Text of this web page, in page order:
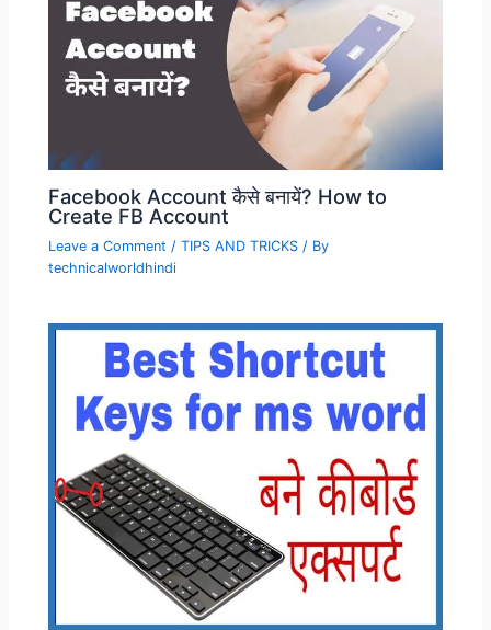
Facebook Account कैसे बनायें? How to
Create FB Account
Leave a Comment /TIPS AND TRICKS / By
technicalworldhindi